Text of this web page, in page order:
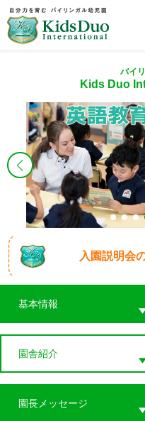
バイ
Kids Duo
入園説明会
基本情報
園舎紹介
園長メッセージ